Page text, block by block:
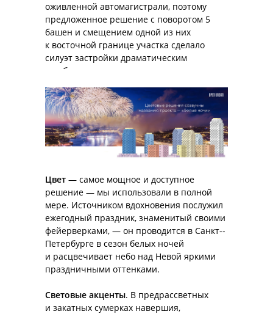
оживленной автомагистрали, поэтому
предложенное решение с поворотом 5
башен и смещением одной из них
к восточной границе участка сделало
силуэт застройки драматическим
и добавило диагональную перспективу.
Цвет — самое мощное и доступное
решение — мы использовали в полной
мере. Источником вдохновения послужил
ежегодный праздник, знаменитый своими
фейерверками, — он проводится в Санкт-­
Петербурге в сезон белых ночей
и расцвечивает небо над Невой яркими
праздничными оттенками.
Световые акценты. В предрассветных
и закатных сумерках навершия,
КОМАНДА
ПУБЛИКАЦИИ
КОНТАКТЫ
105120, Россия, г. Москва,
ул. Нижняя Сыромятническая
проектно-консалтинговая компания
Правовая и дополнительная информация
+7 800 101 97 09